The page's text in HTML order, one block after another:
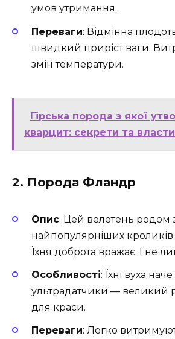
умов утримання.
Переваги: Відмінна
швидкий приріст ваги.
змін температури.
Гірська порода з якої
кварцит: секрети та
2. Порода Фландр
Опис: Цей велетень родом
найпопулярніших кроликів
Їхня доброта вражає. І не
Особливості: Їхні вуха
ультрадатчики — великий
для краси.
Переваги: Легко